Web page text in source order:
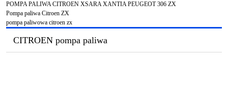
POMPA PALIWA CITROEN XSARA XANTIA PEUGEOT 306 ZX
Pompa paliwa Citroen ZX
pompa paliwowa citroen zx
CITROEN pompa paliwa